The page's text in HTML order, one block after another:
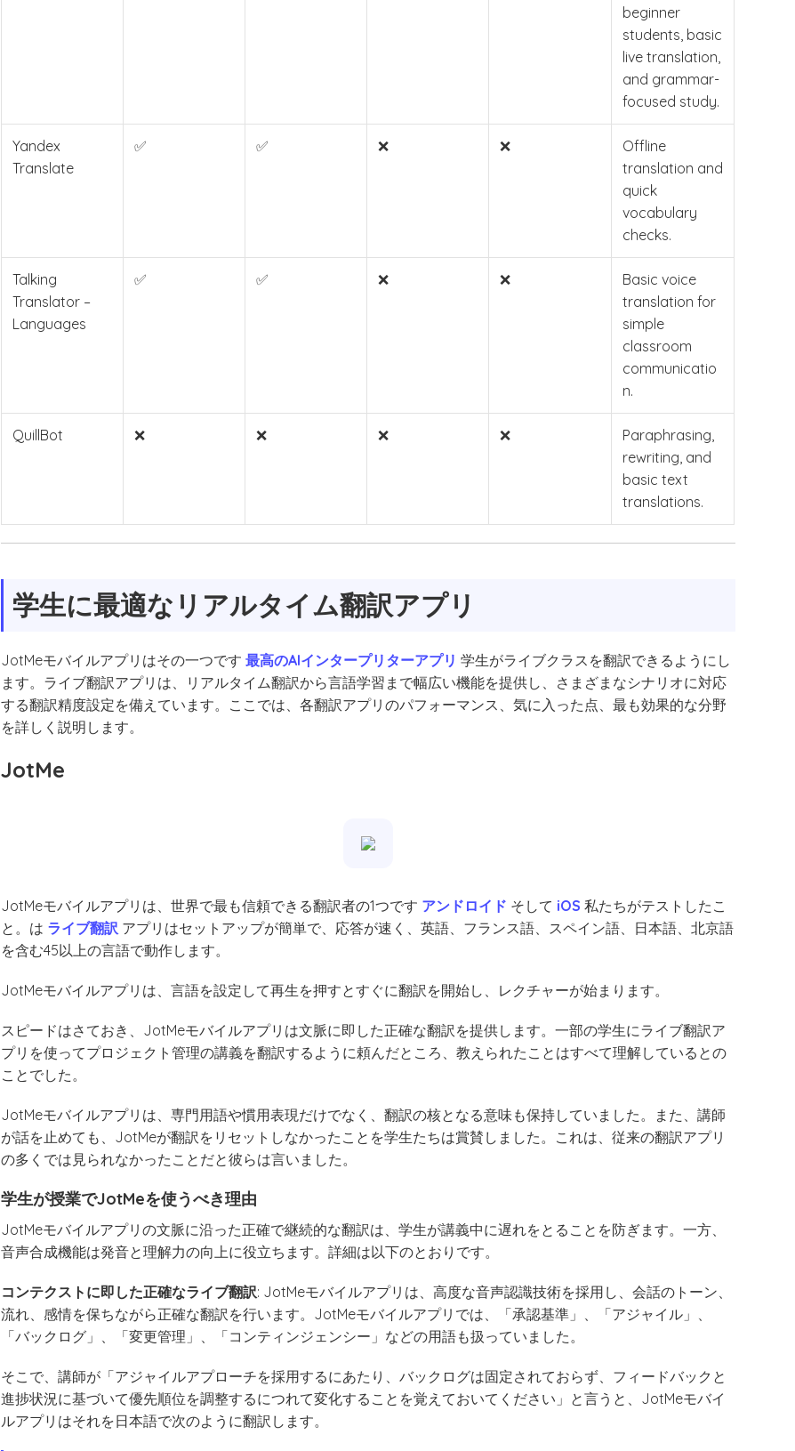
beginner
students, basic
live translation,
and grammar-
focused study.
Yandex
Translate
✅ ✅ ❌ ❌
Offline
translation and
quick
vocabulary
checks.
Talking
Translator –
Languages
✅ ✅ ❌ ❌
Basic voice
translation for
simple
classroom
communicatio
n.
QuillBot ❌ ❌ ❌ ❌
Paraphrasing,
rewriting, and
basic text
translations.
学生に最適なリアルタイム翻訳アプリ
JotMeモバイルアプリはその一つです最高のAIインタープリターアプリ 学生がライブクラスを翻訳できるようにし
ます。ライブ翻訳アプリは、リアルタイム翻訳から言語学習まで幅広い機能を提供し、さまざまなシナリオに対応
する翻訳精度設定を備えています。ここでは、各翻訳アプリのパフォーマンス、気に入った点、最も効果的な分野
を詳しく説明します。
JotMe
JotMeモバイルアプリは、世界で最も信頼できる翻訳者の1つです アンドロイド そして iOS 私たちがテストしたこ
と。は ライブ翻訳 アプリはセットアップが簡単で、応答が速く、英語、フランス語、スペイン語、日本語、北京語
を含む45以上の言語で動作します。
JotMeモバイルアプリは、言語を設定して再生を押すとすぐに翻訳を開始し、レクチャーが始まります。
スピードはさておき、JotMeモバイルアプリは文脈に即した正確な翻訳を提供します。一部の学生にライブ翻訳ア
プリを使ってプロジェクト管理の講義を翻訳するように頼んだところ、教えられたことはすべて理解しているとの
ことでした。
JotMeモバイルアプリは、専門用語や慣用表現だけでなく、翻訳の核となる意味も保持していました。また、講師
が話を止めても、JotMeが翻訳をリセットしなかったことを学生たちは賞賛しました。これは、従来の翻訳アプリ
の多くでは見られなかったことだと彼らは言いました。
学生が授業でJotMeを使うべき理由
JotMeモバイルアプリの文脈に沿った正確で継続的な翻訳は、学生が講義中に遅れをとることを防ぎます。一方、
音声合成機能は発音と理解力の向上に役立ちます。詳細は以下のとおりです。
コンテクストに即した正確なライブ翻訳: JotMeモバイルアプリは、高度な音声認識技術を採用し、会話のトーン、
流れ、感情を保ちながら正確な翻訳を行います。JotMeモバイルアプリでは、「承認基準」、「アジャイル」、
「バックログ」、「変更管理」、「コンティンジェンシー」などの用語も扱っていました。
そこで、講師が「アジャイルアプローチを採用するにあたり、バックログは固定されておらず、フィードバックと
進捗状況に基づいて優先順位を調整するにつれて変化することを覚えておいてください」と言うと、JotMeモバイ
ルアプリはそれを日本語で次のように翻訳します。